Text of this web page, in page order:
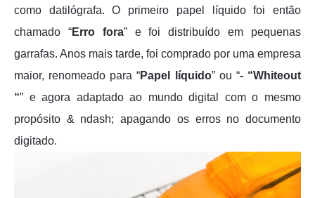
como datilógrafa. O primeiro papel líquido foi então
chamado “Erro fora” e foi distribuído em pequenas
garrafas. Anos mais tarde, foi comprado por uma empresa
maior, renomeado para “Papel líquido” ou “- “Whiteout
“” e agora adaptado ao mundo digital com o mesmo
propósito & ndash; apagando os erros no documento
digitado.